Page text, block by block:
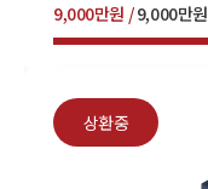
9,000만원 /9,000만원
상환중